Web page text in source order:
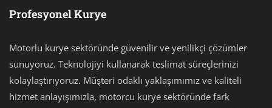
Profesyonel Kurye
Motorlu kurye sektöründe güvenilir ve yenilikçi çözümler
sunuyoruz. Teknolojiyi kullanarak teslimat süreçlerinizi
kolaylaştırıyoruz. Müşteri odaklı yaklaşımımız ve kaliteli
hizmet anlayışımızla, motorcu kurye sektöründe fark